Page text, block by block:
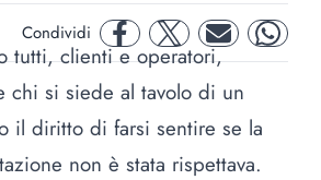
Condividi facebooktwitter mail whatsapp
tutti, clienti e operatori,
chi si siede al tavolo di un
il diritto di farsi sentire se la
non è stata rispettava.